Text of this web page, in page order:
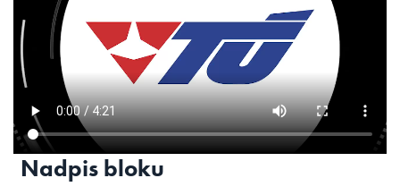
Nadpis bloku